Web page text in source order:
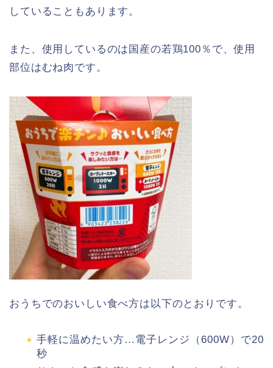
していることもあります。
また、使用しているのは国産の若鶏100％で、使用
部位はむね肉です。
おうちでのおいしい食べ方は以下のとおりです。
手軽に温めたい方…電子レンジ（600W）で20
秒